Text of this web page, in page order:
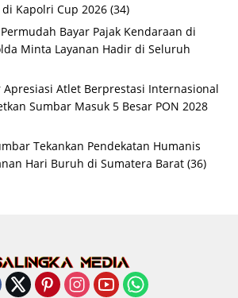
Kapolri Cup 2026 (34)
Bayar Pajak Kendaraan di
Minta Layanan Hadir di Seluruh
Apresiasi Atlet Berprestasi Internasional
Sumbar Masuk 5 Besar PON 2028
Tekankan Pendekatan Humanis
Hari Buruh di Sumatera Barat (36)